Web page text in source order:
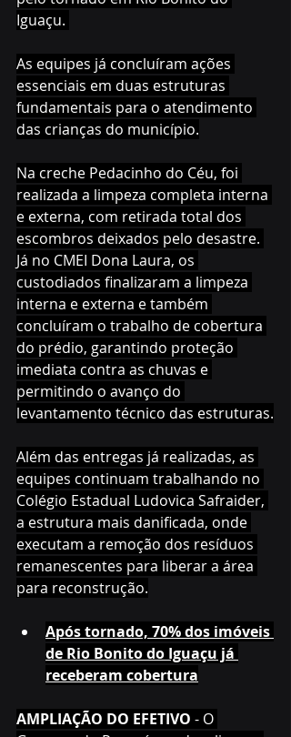
Iguaçu.
As equipes já concluíram ações
essenciais em duas estruturas
fundamentais para o atendimento
das crianças do município.
Na creche Pedacinho do Céu, foi
realizada a limpeza completa interna
e externa, com retirada total dos
escombros deixados pelo desastre.
Já no CMEI Dona Laura, os
custodiados finalizaram a limpeza
interna e externa e também
concluíram o trabalho de cobertura
do prédio, garantindo proteção
imediata contra as chuvas e
permitindo o avanço do
levantamento técnico das estruturas.
Além das entregas já realizadas, as
equipes continuam trabalhando no
Colégio Estadual Ludovica Safraider,
a estrutura mais danificada, onde
executam a remoção dos resíduos
remanescentes para liberar a área
para reconstrução.
Após tornado, 70% dos imóveis
de Rio Bonito do Iguaçu já
receberam cobertura
AMPLIAÇÃO DO EFETIVO - O